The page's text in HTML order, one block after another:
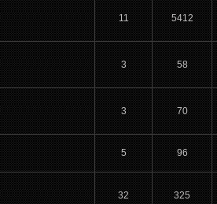
11 5412
3 58
3 70
5 96
32 325